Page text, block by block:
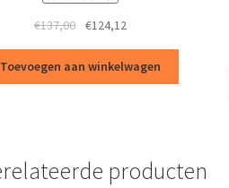
€137,00
Oorspronkelijke
was:
€137,00.
€124,12
is:
€124,12.
Toevoegen aan winkelwagen
producten